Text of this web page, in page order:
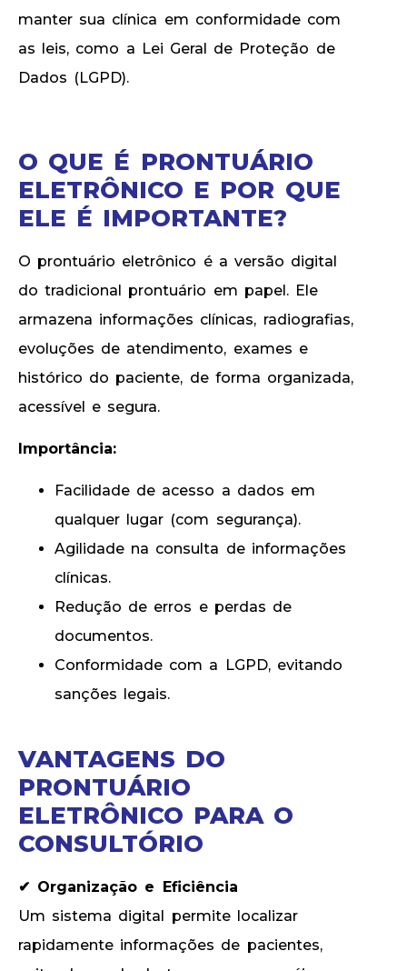
manter sua clínica em conformidade com
as leis, como a Lei Geral de Proteção de
Dados (LGPD).
O QUE É PRONTUÁRIO
ELETRÔNICO E POR QUE
ELE É IMPORTANTE?
O prontuário eletrônico é a versão digital
do tradicional prontuário em papel. Ele
armazena informações clínicas, radiografias,
evoluções de atendimento, exames e
histórico do paciente, de forma organizada,
acessível e segura.
Importância:
Facilidade de acesso a dados em
qualquer lugar (com segurança).
Agilidade na consulta de informações
clínicas.
Redução de erros e perdas de
documentos.
Conformidade com a LGPD, evitando
sanções legais.
VANTAGENS DO
PRONTUÁRIO
ELETRÔNICO PARA O
CONSULTÓRIO
✔ Organização e Eficiência
Um sistema digital permite localizar
rapidamente informações de pacientes,